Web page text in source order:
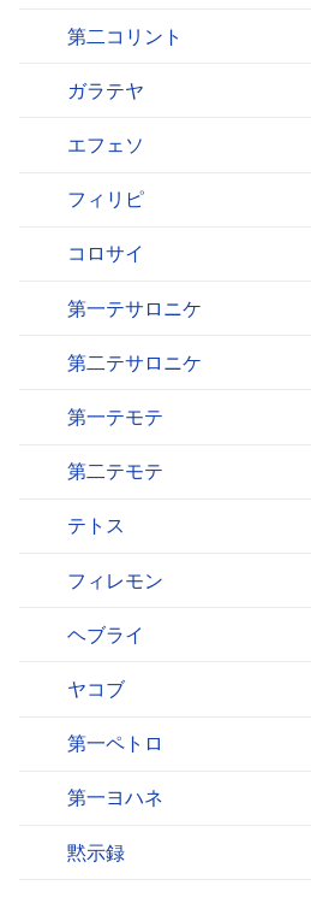
第二コリント
ガラテヤ
エフェソ
フィリピ
コロサイ
第一テサロニケ
第二テサロニケ
第一テモテ
第二テモテ
テトス
フィレモン
ヘブライ
ヤコブ
第一ペトロ
第一ヨハネ
黙示録